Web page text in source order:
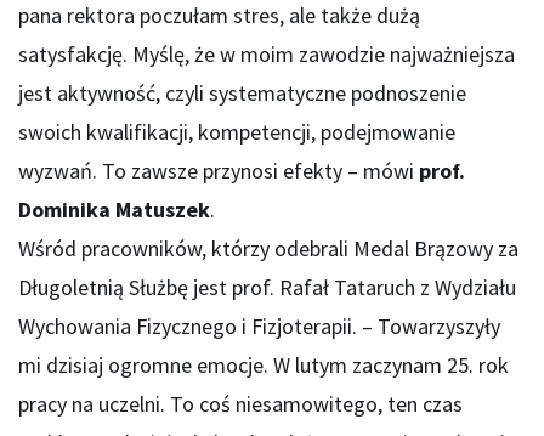
pana rektora poczułam stres, ale także dużą
satysfakcję. Myślę, że w moim zawodzie najważniejsza
jest aktywność, czyli systematyczne podnoszenie
swoich kwalifikacji, kompetencji, podejmowanie
wyzwań. To zawsze przynosi efekty – mówi prof.
Dominika Matuszek.
Wśród pracowników, którzy odebrali Medal Brązowy za
Długoletnią Służbę jest prof. Rafał Tataruch z Wydziału
Wychowania Fizycznego i Fizjoterapii. – Towarzyszyły
mi dzisiaj ogromne emocje. W lutym zaczynam 25. rok
pracy na uczelni. To coś niesamowitego, ten czas